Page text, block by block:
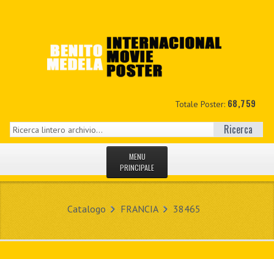
Totale Poster: 68,759
Ricerca
MENU
PRINCIPALE
IL MIO CONTO
Catalogo FRANCIA 38465